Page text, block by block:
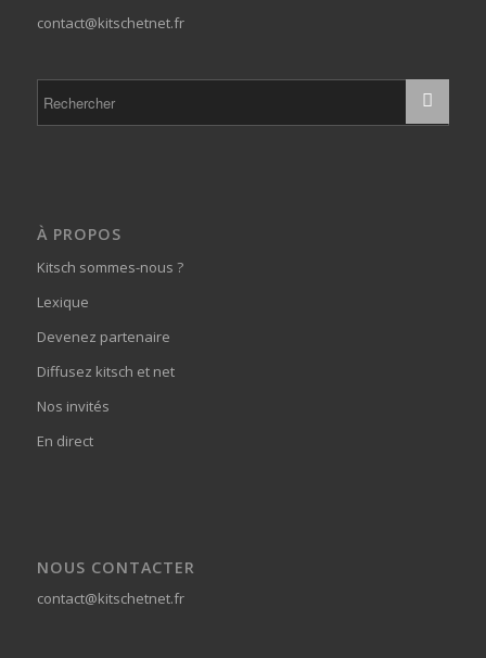
contact@kitschetnet.fr
À PROPOS
Kitsch sommes-nous ?
Lexique
Devenez partenaire
Diffusez kitsch et net
Nos invités
En direct
NOUS CONTACTER
contact@kitschetnet.fr